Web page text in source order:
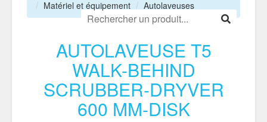
Matériel et équipement
Autolaveuses
AUTOLAVEUSE T5
WALK-BEHIND
SCRUBBER-DRYVER
600 MM-DISK